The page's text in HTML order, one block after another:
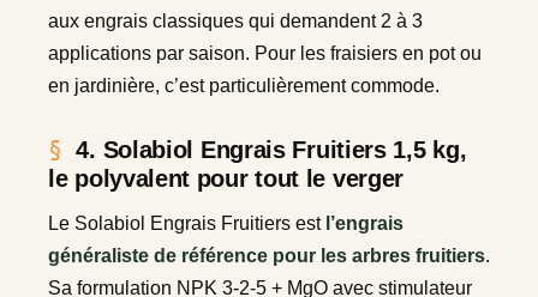
aux engrais classiques qui demandent 2 à 3
applications par saison. Pour les fraisiers en pot ou
en jardinière, c’est particulièrement commode.
4. Solabiol Engrais Fruitiers 1,5 kg,
le polyvalent pour tout le verger
Le Solabiol Engrais Fruitiers est l’engrais
généraliste de référence pour les arbres fruitiers.
Sa formulation NPK 3-2-5 + MgO avec stimulateur